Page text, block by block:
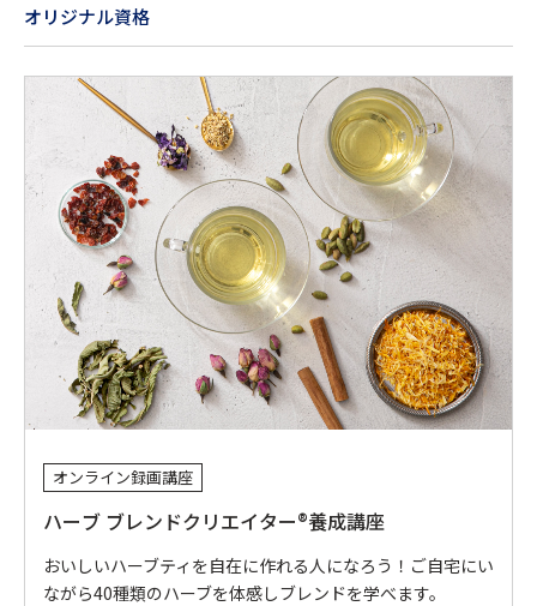
オリジナル資格
オンライン録画講座
ハーブ ブレンドクリエイター®養成講座
おいしいハーブティを自在に作れる人になろう！ご自宅にい
ながら40種類のハーブを体感しブレンドを学べます。